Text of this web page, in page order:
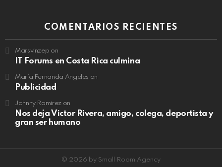
COMENTARIOS RECIENTES
Marsvinzep on
IT Forums en Costa Rica culmina
María Fernanda Angeles on
Publicidad
Johnny Ramirezon
Nos deja Victor Rivera, amigo, colega, deportista y
gran ser humano
© 2026 by Small Room Agency